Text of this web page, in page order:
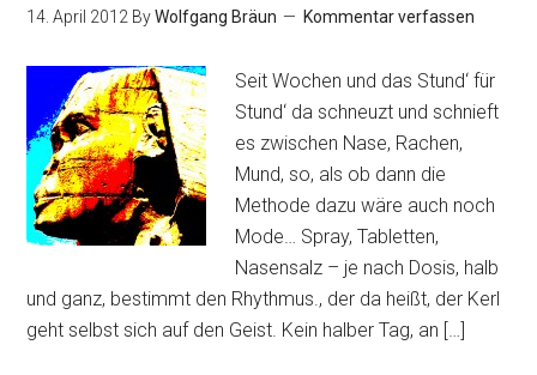
14. April 2012 ByWolfgang Bräun Kommentar verfassen
Seit Wochen und das Stund‘ für
Stund‘ da schneuzt und schnieft
es zwischen Nase, Rachen,
Mund, so, als ob dann die
Methode dazu wäre auch noch
Mode… Spray, Tabletten,
Nasensalz – je nach Dosis, halb
und ganz, bestimmt den Rhythmus., der da heißt, der Kerl
geht selbst sich auf den Geist. Kein halber Tag, an […]